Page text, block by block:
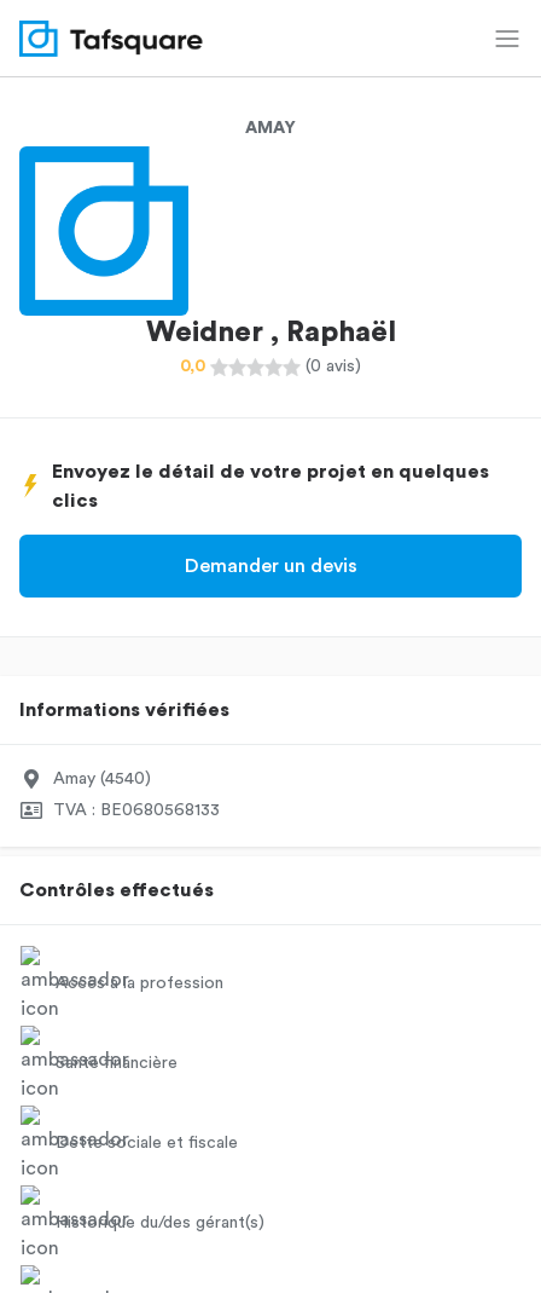
AMAY
Weidner , Raphaël
0,0 (0 avis)
Envoyez le détail de votre projet en quelques
clics
Demander un devis
Informations vérifiées
Amay (4540)
TVA : BE0680568133
Contrôles effectués
Accès à la profession
Santé financière
Dette sociale et fiscale
Historique du/des gérant(s)